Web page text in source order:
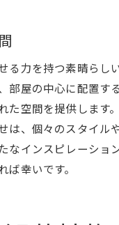
観葉
る力を持つ素晴らし
部屋の中心に配置
た空間を提供します
は、個々のスタイ
なインスピレーシ
幸いです。